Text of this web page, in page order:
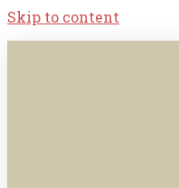
Skip to content